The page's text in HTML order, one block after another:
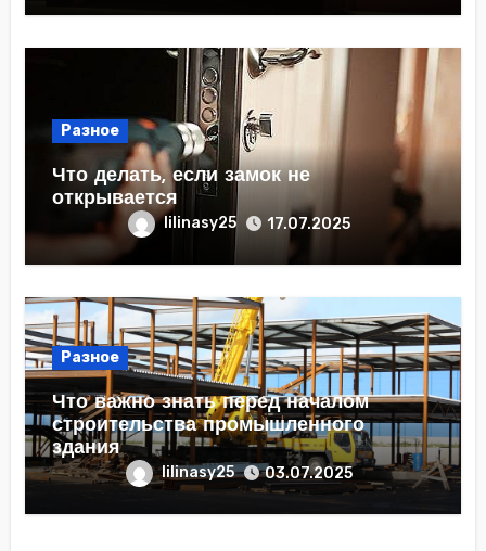
Разное
Что делать, если замок не
открывается
lilinasy25 17.07.2025
Разное
Что важно знать перед началом
строительства промышленного
здания
lilinasy25 03.07.2025